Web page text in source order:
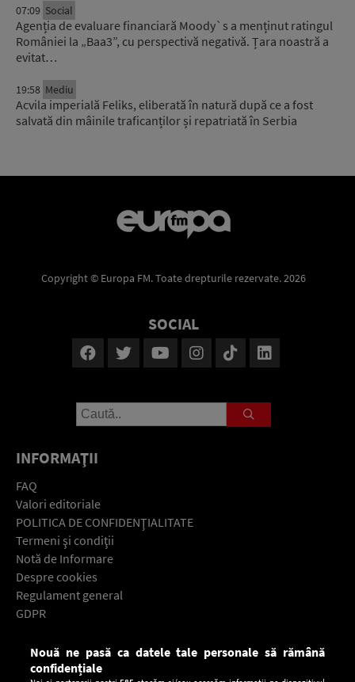
07:09 Social
Agenția de evaluare financiară Moody`s a menținut ratingul
României la „Baa3”, cu perspectivă negativă. Țara noastră a
evitat…
19:58 Mediu
Acvila imperială Feliks, eliberată în natură după ce a fost
salvată din mâinile traficanților și repatriată în Serbia
Copyright © Europa FM. Toate drepturile rezervate. 2026
SOCIAL
INFORMAŢII
FAQ
Valori editoriale
POLITICA DE CONFIDENŢIALITATE
Termeni şi condiţii
Notă de Informare
Despre cookies
Regulament general
GDPR
Descarcă gratuit aplicaţia Europa FM pentru smartphone:
Nouă ne pasă ca datele tale personale să rămână
confidențiale